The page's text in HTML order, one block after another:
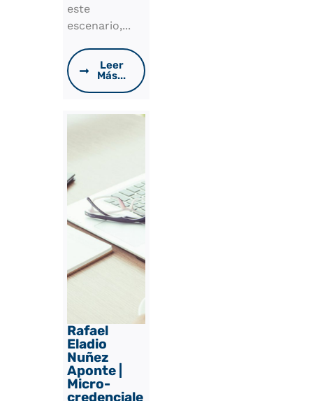
este
escenario,...
Leer
Más...
Rafael
Eladio
Nuñez
Aponte |
Micro-
credenciale